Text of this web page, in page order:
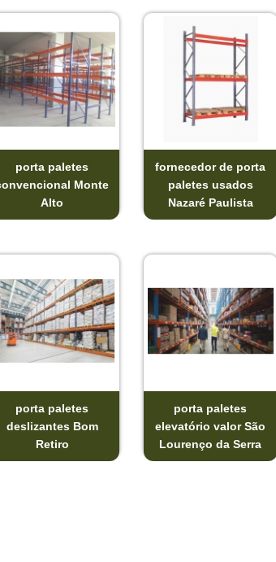
porta paletes
Monte
Alto
fornecedor de porta
paletes usados
Nazaré Paulista
porta paletes
deslizantes Bom
Retiro
porta paletes
elevatório valor São
Lourenço da Serra